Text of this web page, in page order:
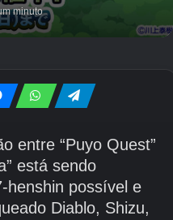
minuto
entre “Puyo Quest”
está sendo
possível e
Diablo, Shizu,